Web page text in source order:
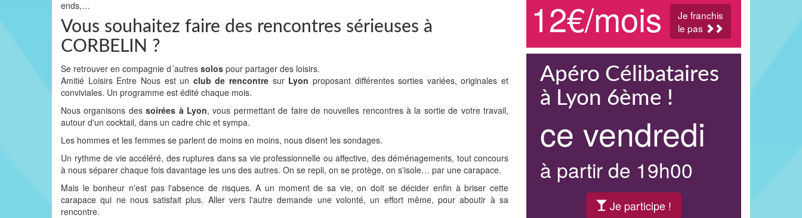
ends,…
Vous souhaitez faire des rencontres sérieuses à
CORBELIN ?
Se retrouver en compagnie d´autres solos pour partager des loisirs.
Amitié Loisirs Entre Nous est un club de rencontre sur Lyon proposant différentes sorties variées, originales et
conviviales. Un programme est édité chaque mois.
Nous organisons dessoirées à Lyon, vous permettant de faire de nouvelles rencontres à la sortie de votre travail,
autour d'un cocktail, dans un cadre chic et sympa.
Les hommes et les femmes se parlent de moins en moins, nous disent les sondages.
Un rythme de vie accéléré, des ruptures dans sa vie professionnelle ou affective, des déménagements, tout concours
à nous séparer chaque fois davantage les uns des autres. On se repli, on se protège, on s'isole… par une carapace.
Mais le bonheur n'est pas l'absence de risques. A un moment de sa vie, on doit se décider enfin à briser cette
carapace qui ne nous satisfait plus. Aller vers l'autre demande une volonté, un effort même, pour aboutir à sa
rencontre.
12€/mois
Je franchis
le pas
Apéro Célibataires
à Lyon 6ème !
ce vendredi
à partir de 19h00
Je participe !